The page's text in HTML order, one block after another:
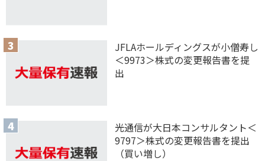
JFLAホールディングスが小僧寿し
＜9973＞株式の変更報告書を提
出
光通信が大日本コンサルタント＜
9797＞株式の変更報告書を提出
（買い増し）